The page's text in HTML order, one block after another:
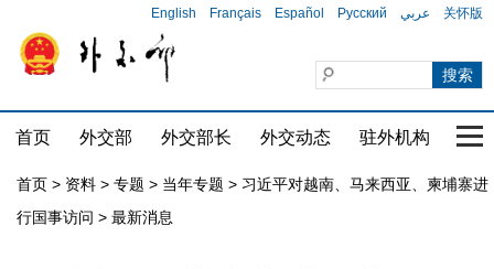
English Français Español Русский عربي 关怀版
首页 外交部 外交部长 外交动态 驻外机构 国
首页 > 资料 > 专题 > 当年专题 > 习近平对越南、马来西亚、柬埔寨进
行国事访问 > 最新消息